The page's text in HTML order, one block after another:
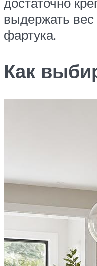
выдержать вес
фартука.
Как